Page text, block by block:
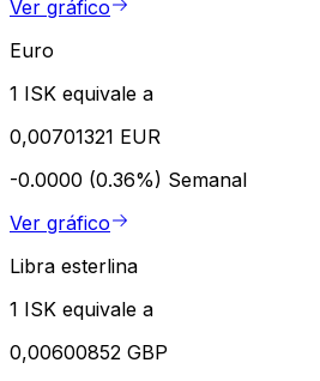
Ver gráfico
Euro
1 ISK equivale a
0,00701321 EUR
-0.0000 (0.36%) Semanal
Ver gráfico
Libra esterlina
1 ISK equivale a
0,00600852 GBP